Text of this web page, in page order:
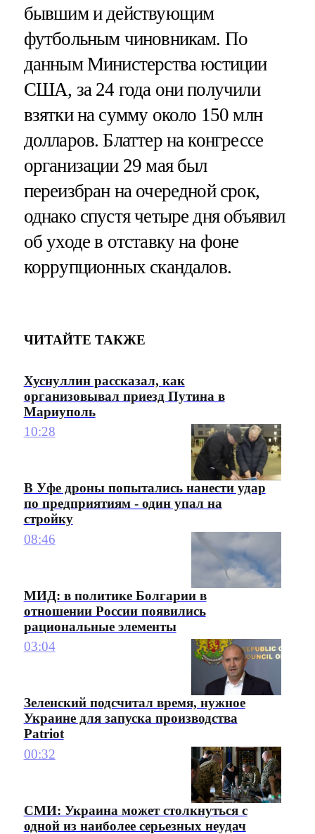
бывшим и действующим
футбольным чиновникам. По
данным Министерства юстиции
США, за 24 года они получили
взятки на сумму около 150 млн
долларов. Блаттер на конгрессе
организации 29 мая был
переизбран на очередной срок,
однако спустя четыре дня объявил
об уходе в отставку на фоне
коррупционных скандалов.
ЧИТАЙТЕ ТАКЖЕ
Хуснуллин рассказал, как
организовывал приезд Путина в
Мариуполь
10:28
В Уфе дроны попытались нанести удар
по предприятиям - один упал на
стройку
08:46
МИД: в политике Болгарии в
отношении России появились
рациональные элементы
03:04
Зеленский подсчитал время, нужное
Украине для запуска производства
Patriot
00:32
СМИ: Украина может столкнуться с
одной из наиболее серьезных неудач